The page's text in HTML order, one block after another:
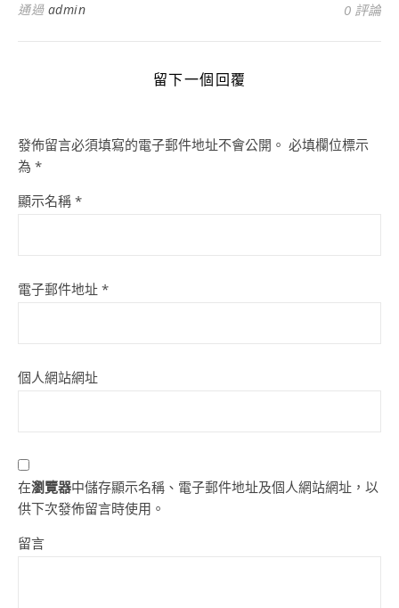
通過 admin 0 評論
留下一個回覆
發佈留言必須填寫的電子郵件地址不會公開。 必填欄位標示
為 *
顯示名稱 *
電子郵件地址 *
個人網站網址
在瀏覽器中儲存顯示名稱、電子郵件地址及個人網站網址，以
供下次發佈留言時使用。
留言